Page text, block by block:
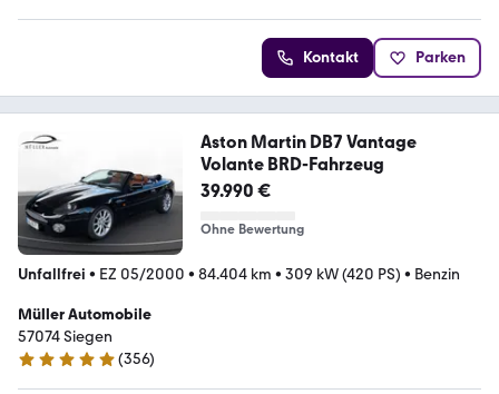
Kontakt Parken
Aston Martin DB7 Vantage
Volante BRD-Fahrzeug
39.990 €
Ohne Bewertung
Unfallfrei • EZ 05/2000 • 84.404 km • 309 kW (420 PS) • Benzin
Müller Automobile
57074 Siegen
4.8 Sterne
(356)